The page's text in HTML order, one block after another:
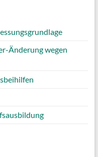
Änderung wegen